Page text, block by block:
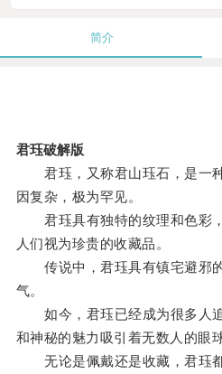
简介
君珏破解版
君珏，又称君山珏石，是一
因复杂，极为罕见。
君珏具有独特的纹理和色彩
人们视为珍贵的收藏品。
传说中，君珏具有镇宅避邪
气。
如今，君珏已经成为很多人
和神秘的魅力吸引着无数人的眼球
无论是佩戴还是收藏，君珏都